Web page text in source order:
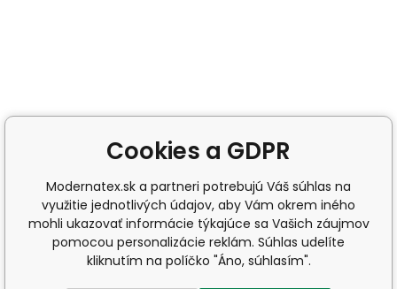
Cookies a GDPR
Modernatex.sk a partneri potrebujú Váš súhlas na
využitie jednotlivých údajov, aby Vám okrem iného
mohli ukazovať informácie týkajúce sa Vašich záujmov
pomocou personalizácie reklám. Súhlas udelíte
kliknutím na políčko "Áno, súhlasím".